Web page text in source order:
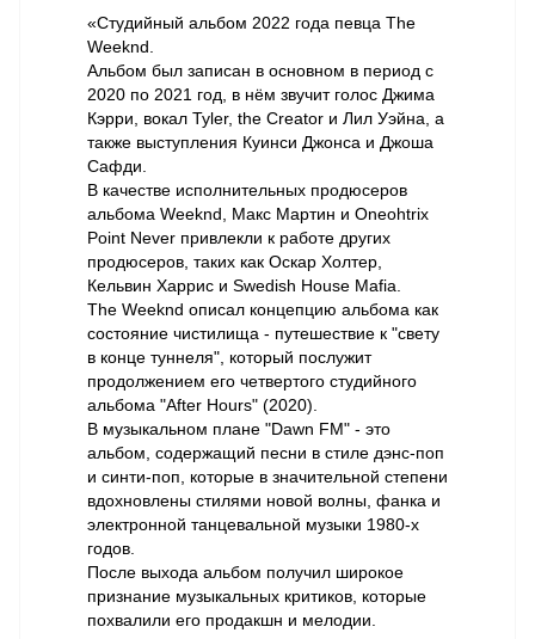
«Студийный альбом 2022 года певца The
Weeknd.
Альбом был записан в основном в период с
2020 по 2021 год, в нём звучит голос Джима
Кэрри, вокал Tyler, the Creator и Лил Уэйна, а
также выступления Куинси Джонса и Джоша
Сафди.
В качестве исполнительных продюсеров
альбома Weeknd, Макс Мартин и Oneohtrix
Point Never привлекли к работе других
продюсеров, таких как Оскар Холтер,
Кельвин Харрис и Swedish House Mafia.
The Weeknd описал концепцию альбома как
состояние чистилища - путешествие к "свету
в конце туннеля", который послужит
продолжением его четвертого студийного
альбома "After Hours" (2020).
В музыкальном плане "Dawn FM" - это
альбом, содержащий песни в стиле дэнс-поп
и синти-поп, которые в значительной степени
вдохновлены стилями новой волны, фанка и
электронной танцевальной музыки 1980-х
годов.
После выхода альбом получил широкое
признание музыкальных критиков, которые
похвалили его продакшн и мелодии.